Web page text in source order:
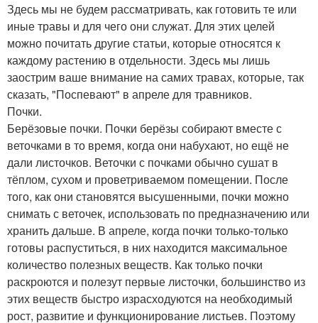
Здесь мы не будем рассматривать, как готовить те или
иные травы и для чего они служат. Для этих целей
можно почитать другие статьи, которые относятся к
каждому растению в отдельности. Здесь мы лишь
заострим ваше внимание на самих травах, которые, так
сказать, "Поспевают" в апреле для травников.
Почки.
Берёзовые почки. Почки берёзы собирают вместе с
веточками в то время, когда они набухают, но ещё не
дали листочков. Веточки с почками обычно сушат в
тёплом, сухом и проветриваемом помещении. После
того, как они становятся высушенными, почки можно
снимать с веточек, использовать по предназначению или
хранить дальше. В апреле, когда почки только-только
готовы распуститься, в них находится максимальное
количество полезных веществ. Как только почки
раскроются и полезут первые листочки, большинство из
этих веществ быстро израсходуются на необходимый
рост, развитие и функционирование листьев. Поэтому